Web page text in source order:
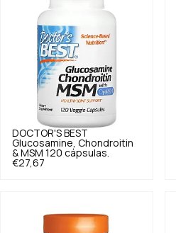
DOCTOR'S BEST
Glucosamine, Chondroitin
& MSM 120 cápsulas.
€27,67